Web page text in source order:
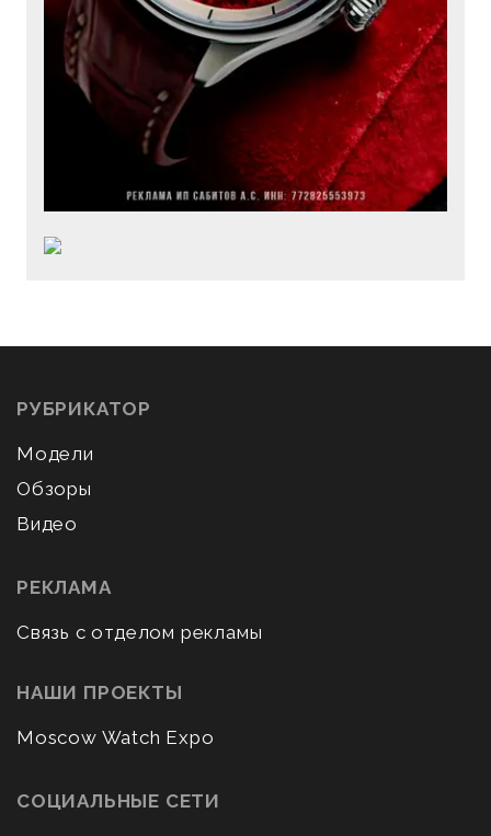
РУБРИКАТОР
Модели
Обзоры
Видео
РЕКЛАМА
Связь с отделом рекламы
НАШИ ПРОЕКТЫ
Moscow Watch Expo
СОЦИАЛЬНЫЕ СЕТИ